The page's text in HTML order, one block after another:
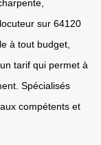
sur 64120
à tout budget,
tarif qui permet à
Spécialisés
compétents et